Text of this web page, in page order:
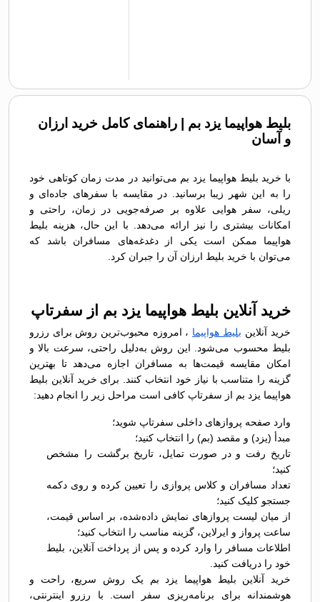
بلیط هواپیما یزد بم | راهنمای کامل خرید ارزان
و آسان
با خرید بلیط هواپیما یزد بم می‌توانید در مدت زمان کوتاهی خود
را به این شهر زیبا برسانید. در مقایسه با سفرهای جاده‌ای و
ریلی، سفر هوایی علاوه بر صرفه‌جویی در زمان، راحتی و
امکانات بیشتری را نیز ارائه می‌دهد. با این حال، هزینه بلیط
هواپیما ممکن است یکی از دغدغه‌های مسافران باشد که
می‌توان با خرید بلیط ارزان آن را جبران کرد.
خرید آنلاین بلیط هواپیما یزد بم از سفرتاپ
خرید آنلاین بلیط هواپیما ، امروزه محبوب‌ترین روش برای رزرو
بلیط محسوب می‌شود. این روش به‌دلیل راحتی، سرعت بالا و
امکان مقایسه قیمت‌ها به مسافران اجازه می‌دهد تا بهترین
گزینه را متناسب با نیاز خود انتخاب کنند. برای خرید آنلاین بلیط
هواپیما یزد بم از سفرتاپ کافی است مراحل زیر را انجام دهید:
وارد صفحه پروازهای داخلی سفرتاپ شوید؛
مبدأ (یزد) و مقصد (بم) را انتخاب کنید؛
تاریخ رفت و در صورت تمایل، تاریخ برگشت را مشخص
کنید؛
تعداد مسافران و کلاس پروازی را تعیین کرده و روی دکمه
جستجو کلیک کنید؛
از میان لیست پروازهای نمایش داده‌شده، بر اساس قیمت،
ساعت پرواز و ایرلاین، گزینه مناسب را انتخاب کنید؛
اطلاعات مسافر را وارد کرده و پس از پرداخت آنلاین، بلیط
خود را دریافت کنید.
خرید آنلاین بلیط هواپیما یزد بم یک روش سریع، راحت و
هوشمندانه برای برنامه‌ریزی سفر است. با رزرو اینترنتی،